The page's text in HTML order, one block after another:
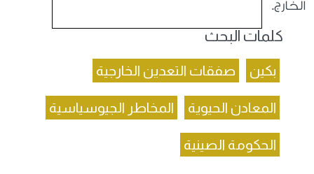
الخارج.
كلمات البحث
بكين صفقات التعدين الخارجية
المعادن الحيوية المخاطر الجيوسياسية
الحكومة الصينية